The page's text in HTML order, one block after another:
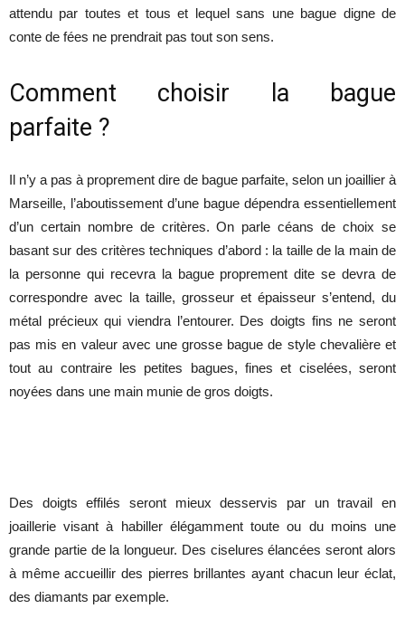
attendu par toutes et tous et lequel sans une bague digne de
conte de fées ne prendrait pas tout son sens.
Comment choisir la bague
parfaite ?
Il n’y a pas à proprement dire de bague parfaite, selon un joaillier à
Marseille, l’aboutissement d’une bague dépendra essentiellement
d’un certain nombre de critères. On parle céans de choix se
basant sur des critères techniques d’abord : la taille de la main de
la personne qui recevra la bague proprement dite se devra de
correspondre avec la taille, grosseur et épaisseur s’entend, du
métal précieux qui viendra l’entourer. Des doigts fins ne seront
pas mis en valeur avec une grosse bague de style chevalière et
tout au contraire les petites bagues, fines et ciselées, seront
noyées dans une main munie de gros doigts.
Des doigts effilés seront mieux desservis par un travail en
joaillerie visant à habiller élégamment toute ou du moins une
grande partie de la longueur. Des ciselures élancées seront alors
à même accueillir des pierres brillantes ayant chacun leur éclat,
des diamants par exemple.